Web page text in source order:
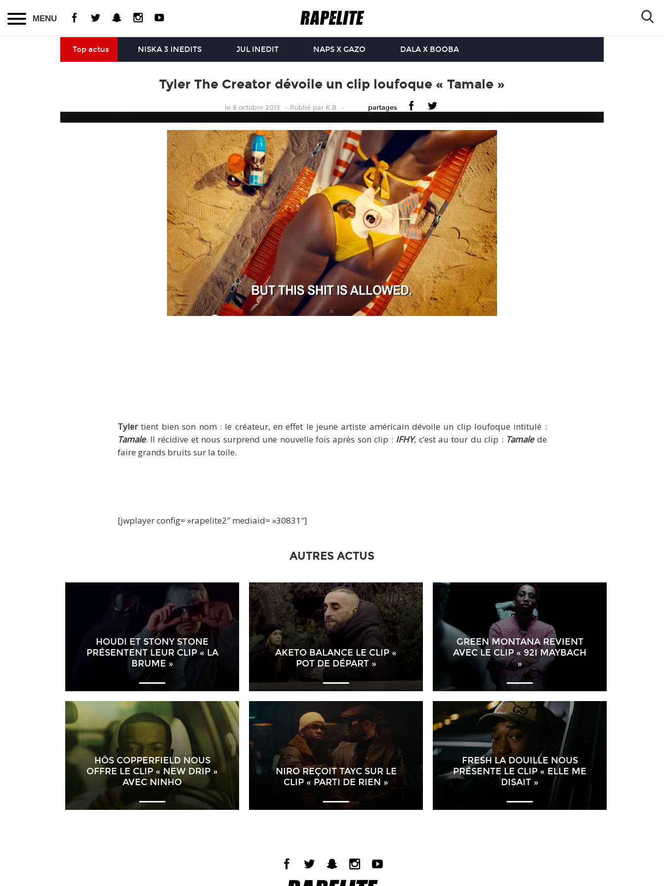
MENU
Top actus NISKA 3 INEDITS JUL INEDIT NAPS X GAZO DALA X BOOBA
Tyler The Creator dévoile un clip loufoque « Tamale »
le 8 octobre 2013 Publiépar K.B partages
Tylertient bien son nom : le créateur, en effet le jeune artiste américain dévoile un clip loufoque intitulé :
Tamale. Il récidive et nous surprend une nouvelle fois après son clip : IFHY, c’est au tour du clip : Tamalede
faire grands bruits sur la toile.
[jwplayer config= »rapelite2″ mediaid= »30831″]
AUTRES ACTUS
HOUDI ET STONY STONE
PRÉSENTENT LEUR CLIP « LA
BRUME »
AKETO BALANCE LE CLIP «
POT DE DÉPART »
GREEN MONTANA REVIENT
AVEC LE CLIP « 92I MAYBACH
»
HÖS COPPERFIELD NOUS
OFFRE LE CLIP « NEW DRIP »
AVEC NINHO
NIRO REÇOIT TAYC SUR LE
CLIP « PARTI DE RIEN »
FRESH LA DOUILLE NOUS
PRÉSENTE LE CLIP « ELLE ME
DISAIT »